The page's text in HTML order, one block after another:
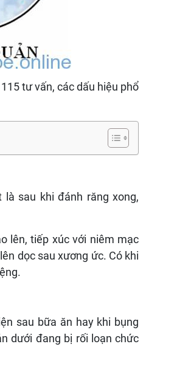
tư vấn, các dấu hiệu phổ
sau khi đánh răng xong,
lên, tiếp xúc với niêm mạc
dọc sau xương ức. Có khi
sau bữa ăn hay khi bụng
dưới đang bị rối loạn chức